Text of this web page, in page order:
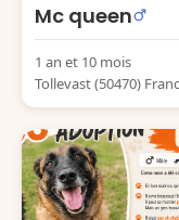
Mc queen
1 an et 10 mois
Tollevast (50470)